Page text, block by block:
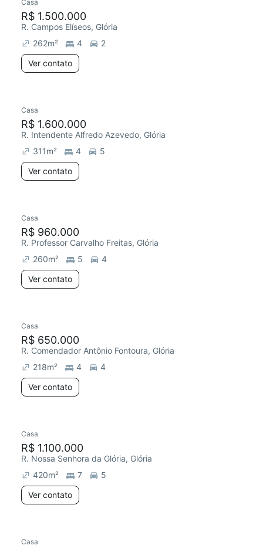
Casa
R$ 1.500.000
R. Campos Elíseos, Glória
262m² 4
2
Ver contato
Casa
R$ 1.600.000
R. Intendente Alfredo Azevedo, Glória
311m² 4
5
Ver contato
Casa
R$ 960.000
R. Professor Carvalho Freitas, Glória
260m² 5
4
Ver contato
Chegou este mês
Casa
R$ 650.000
R. Comendador Antônio Fontoura, Glória
218m² 4
4
Ver contato
Casa
R$ 1.100.000
R. Nossa Senhora da Glória, Glória
420m² 7
5
Ver contato
Casa